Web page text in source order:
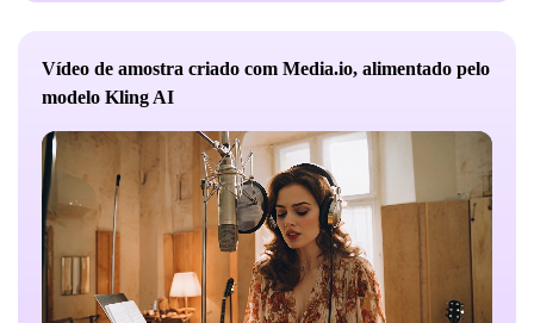
Vídeo de amostra criado com Media.io, alimentado pelo
modelo Kling AI